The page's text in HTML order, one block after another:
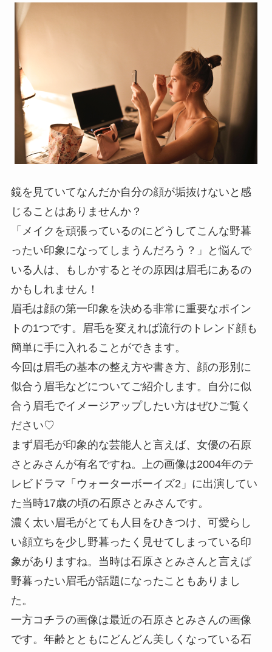
鏡を見ていてなんだか自分の顔が垢抜けないと感
じることはありませんか？
「メイクを頑張っているのにどうしてこんな野暮
ったい印象になってしまうんだろう？」と悩んで
いる人は、もしかするとその原因は眉毛にあるの
かもしれません！
眉毛は顔の第一印象を決める非常に重要なポイン
トの1つです。眉毛を変えれば流行のトレンド顔も
簡単に手に入れることができます。
今回は眉毛の基本の整え方や書き方、顔の形別に
似合う眉毛などについてご紹介します。自分に似
合う眉毛でイメージアップしたい方はぜひご覧く
ださい♡
まず眉毛が印象的な芸能人と言えば、女優の石原
さとみさんが有名ですね。上の画像は2004年のテ
レビドラマ「ウォーターボーイズ2」に出演してい
た当時17歳の頃の石原さとみさんです。
濃く太い眉毛がとても人目をひきつけ、可愛らし
い顔立ちを少し野暮ったく見せてしまっている印
象がありますね。当時は石原さとみさんと言えば
野暮ったい眉毛が話題になったこともありまし
た。
一方コチラの画像は最近の石原さとみさんの画像
です。年齢とともにどんどん美しくなっている石